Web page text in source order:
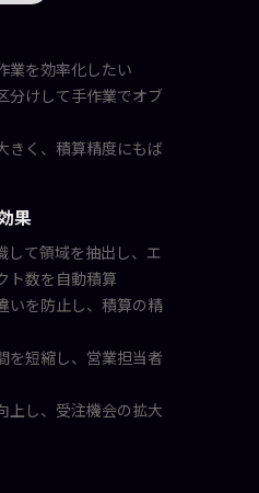
業を効率化したい
分けして手作業でオブ
きく、積算精度にもば
果
して領域を抽出し、エ
ト数を自動積算
いを防止し、積算の精
を短縮し、営業担当者
上し、受注機会の拡大